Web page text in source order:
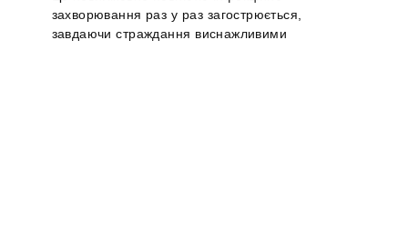
захворювання раз у раз загострюється,
завдаючи страждання виснажливими